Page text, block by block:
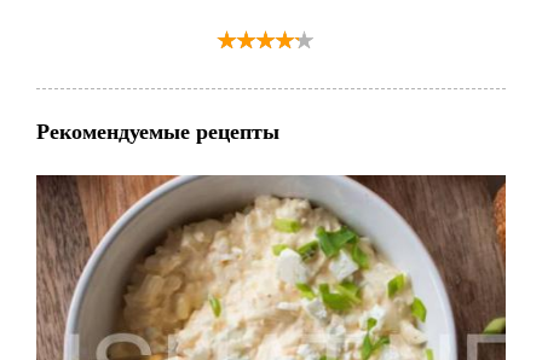
Рекомендуемые рецепты